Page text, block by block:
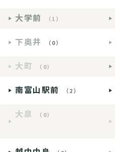
大学前 （1）
下奥井 （0）
大町 （0）
南富山駅前 （2）
大泉 （0）